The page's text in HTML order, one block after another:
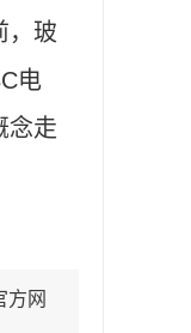
，玻
电
念走
方网